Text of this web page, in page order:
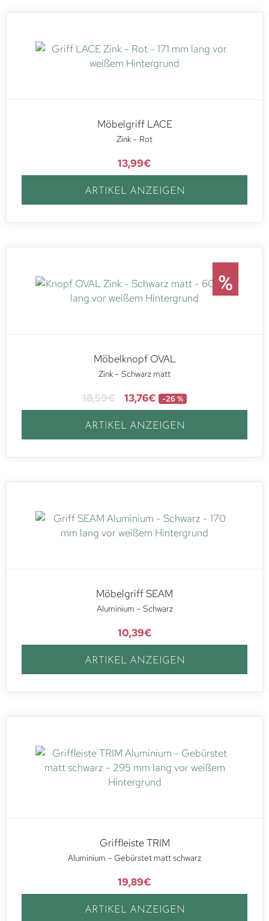
Möbelgriff LACE
Zink – Rot
13,99€
ARTIKEL ANZEIGEN
Möbelknopf OVAL
Zink – Schwarz matt
18,59€ 13,76€ -26 %
ARTIKEL ANZEIGEN
Möbelgriff SEAM
Aluminium – Schwarz
10,39€
ARTIKEL ANZEIGEN
Griffleiste TRIM
Aluminium – Gebürstet matt schwarz
19,89€
ARTIKEL ANZEIGEN